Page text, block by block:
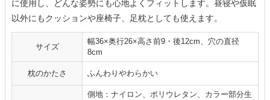
に使用し、どんな姿勢にも心地よくフィットします。昼寝や仮眠
以外にもクッションや座椅子、足枕としても使えます。
サイズ
幅36×奥行26×高さ前9・後12cm、穴の直径
8cm
枕のかたさ ふんわりやわらかい
側地：ナイロン、ポリウレタン、カラー部分生